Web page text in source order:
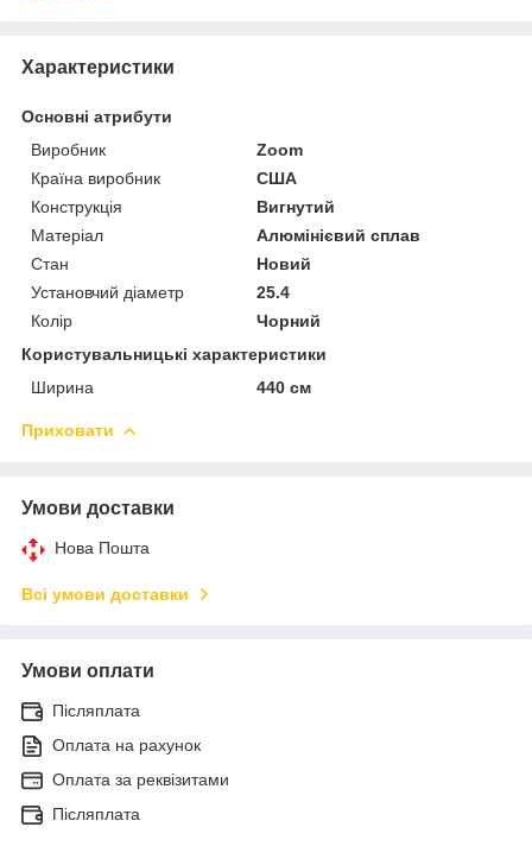
Характеристики
Основні атрибути
Виробник
Zoom
Країна виробник
США
Конструкція
Вигнутий
Матеріал
Алюмінієвий сплав
Стан
Новий
Установчий діаметр
25.4
Колір
Чорний
Користувальницькі характеристики
Ширина
440 см
Приховати
Умови доставки
Нова Пошта
Всі умови доставки
Умови оплати
Післяплата
Оплата на рахунок
Оплата за реквізитами
Післяплата